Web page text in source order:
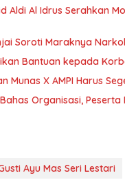
Aldi Al Idrus Serahkan
Soroti Maraknya
Bantuan kepada
Munas X AMPI Harus
Organisasi,
Ayu Mas Seri Lestari